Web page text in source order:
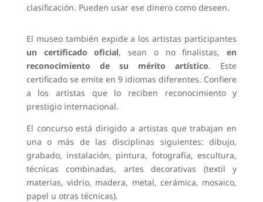
clasificación. Pueden usar ese dinero como deseen.
El museo también expide a los artistas participantes
un certificado oficial, sean o no finalistas,en
reconocimiento de su mérito artístico. Este
certificado se emite en 9 idiomas diferentes. Confiere
a los artistas que lo reciben reconocimiento y
prestigio internacional.
El concurso está dirigido a artistas que trabajan en
una o más de las disciplinas siguientes: dibujo,
grabado, instalación, pintura, fotografía, escultura,
técnicas combinadas, artes decorativas (textil y
materias, vidrio, madera, metal, cerámica, mosaico,
papel u otras técnicas).